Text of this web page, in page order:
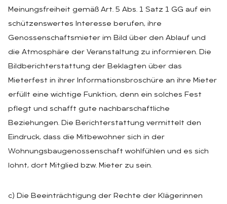
Meinungsfreiheit gemäß Art. 5 Abs. 1 Satz 1 GG auf ein
schützenswertes Interesse berufen, ihre
Genossenschaftsmieter im Bild über den Ablauf und
die Atmosphäre der Veranstaltung zu informieren. Die
Bildberichterstattung der Beklagten über das
Mieterfest in ihrer Informationsbroschüre an ihre Mieter
erfüllt eine wichtige Funktion, denn ein solches Fest
pflegt und schafft gute nachbarschaftliche
Beziehungen. Die Berichterstattung vermittelt den
Eindruck, dass die Mitbewohner sich in der
Wohnungsbaugenossenschaft wohlfühlen und es sich
lohnt, dort Mitglied bzw. Mieter zu sein.
c) Die Beeinträchtigung der Rechte der Klägerinnen